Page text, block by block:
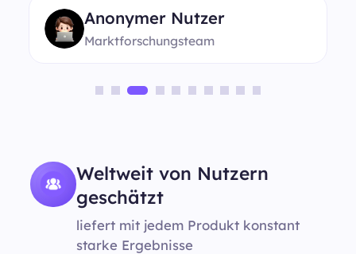
Anonymer Nutzer
Marktforschungsteam
Weltweit von Nutzern
geschätzt
liefert mit jedem Produkt konstant
starke Ergebnisse